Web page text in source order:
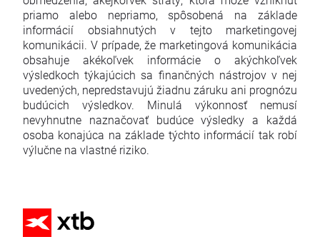
priamo alebo nepriamo, spôsobená na základe
informácií obsiahnutých v tejto marketingovej
komunikácii. V prípade, že marketingová komunikácia
obsahuje akékoľvek informácie o akýchkoľvek
výsledkoch týkajúcich sa finančných nástrojov v nej
uvedených, nepredstavujú žiadnu záruku ani prognózu
budúcich výsledkov. Minulá výkonnosť nemusí
nevyhnutne naznačovať budúce výsledky a každá
osoba konajúca na základe týchto informácií tak robí
výlučne na vlastné riziko.